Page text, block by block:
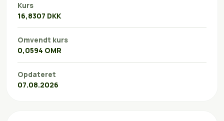
Kurs
16,8307 DKK
Omvendt kurs
0,0594 OMR
Opdateret
07.08.2026